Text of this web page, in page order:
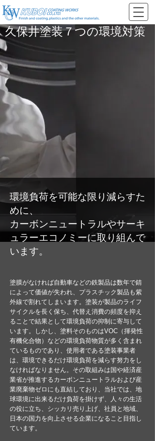
久保井塗装７つの環境対策
環境負荷を可能な限り減らすた
めに、
カーボンニュートラルやサーキ
ュラーエコノミーに取り組んで
います。
塗膜がなければ自動車などの鉄製品は数年で錆
によって価値が失われ、プラスチック製品も紫
外線で割れてしまいます。塗装が製品のライフ
サイクルを長く保ち、代替え消費の頻度を抑え
ることで結果として環境負荷の抑制に寄与して
います。しかし、塗料そのものはVOC（揮発性
有機化合物）などの環境負荷物質が多く含まれ
ているものであり、使用者である塗装事業者
は、環境できるだけ環境負荷を減らす努力をし
なければなりません。その取組みは国や経済産
業省が推進するカーボンニュートラルおよび産
業廃棄物ゼロにも直結しており、当社では、地
球環境に出来るだけ負荷を掛けず、人々の生活
の役に立ち、シッカリ売り上げ、社員と地域、
日本の国力を向上させる企業になること目指し
ています。